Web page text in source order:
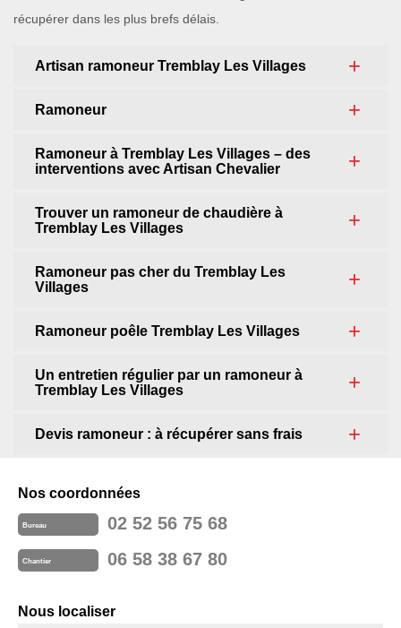
récupérer dans les plus brefs délais.
Artisan ramoneur Tremblay Les Villages
Ramoneur
Ramoneur à Tremblay Les Villages – des
interventions avec Artisan Chevalier
Trouver un ramoneur de chaudière à
Tremblay Les Villages
Ramoneur pas cher du Tremblay Les
Villages
Ramoneur poêle Tremblay Les Villages
Un entretien régulier par un ramoneur à
Tremblay Les Villages
Devis ramoneur : à récupérer sans frais
Nos coordonnées
Bureau 02 52 56 75 68
Chantier 06 58 38 67 80
Nous localiser